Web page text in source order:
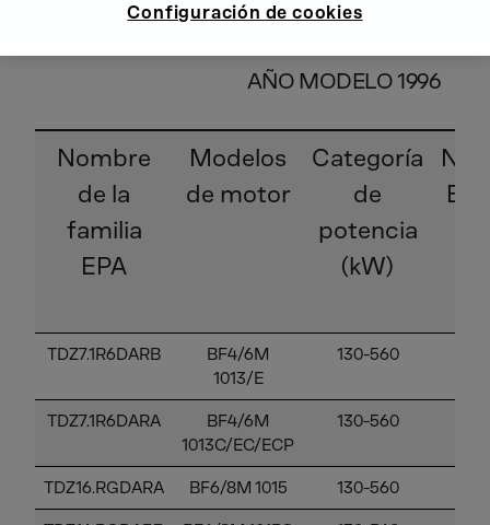
AÑO MODELO 1996
Nombre
de la
familia
EPA
Modelos
de motor
Categoría
de
potencia
(kW)
TDZ7.1R6DARB
BF4/6M
1013/E
130-560
TDZ7.1R6DARA
BF4/6M
1013C/EC/ECP
130-560
TDZ16.RGDARA BF6/8M 1015 130-560
Configuración de cookies